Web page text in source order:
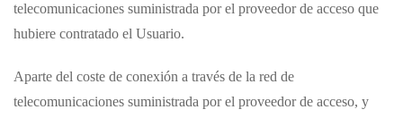
telecomunicaciones suministrada por el proveedor de acceso que
hubiere contratado el Usuario.
Aparte del coste de conexión a través de la red de
telecomunicaciones suministrada por el proveedor de acceso, y